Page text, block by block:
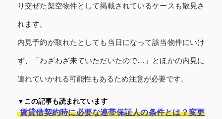
り交ぜた架空物件として掲載されているケースも散見さ
れます。
内見予約が取れたとしても当日になって該当物件にいけ
ず、「わざわざ来ていただいたので…」とほかの内見に
連れていかれる可能性もあるため注意が必要です。
▼この記事も読まれています
賃貸借契約時に必要な連帯保証人の条件とは？変更